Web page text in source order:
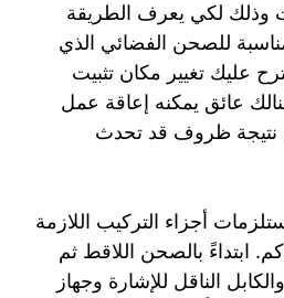
وذلك لكي يعرف الطريقة
للصحن الفضائي الذي
عليك تغيير مكان تثبيت
عائق يمكنه إعاقة عمل
نتيجة ظروف قد تحدث
أجزاء التركيب اللازمة
ابتداءً بالصحن اللاقط ثم
الناقل للإشارة وجهاز